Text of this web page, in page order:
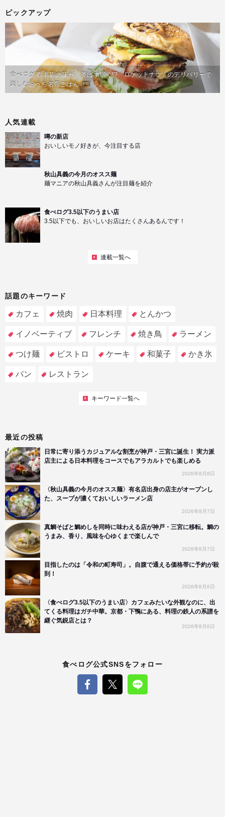
ピックアップ
食べログ 百名店の味が、並ばず届く!?「ロケットナウ」のデリバリーで
楽しむおうち名店ごはん PR
人気連載
噂の新店
おいしいモノ好きが、今注目する店
秋山具義の今月のオスス麺
麺マニアの秋山具義さんが注目麺を紹介
食べログ3.5以下のうまい店
3.5以下でも、おいしいお店はたくさんあるんです！
連載一覧へ
話題のキーワード
カフェ 焼肉 日本料理 とんかつ
イノベーティブ フレンチ 焼き鳥 ラーメン
つけ麺 ビストロ ケーキ 和菓子 かき氷
パン レストラン
キーワード一覧へ
最近の投稿
日常に寄り添うカジュアルな割烹が神戸・三宮に誕生！ 実力派
店主による日本料理をコースでもアラカルトでも楽しめる
2026年8月8日
〈秋山具義の今月のオスス麺〉有名店出身の店主がオープンし
た、スープが濃くておいしいラーメン店
2026年8月7日
真鯛そばと鯛めしを同時に味わえる店が神戸・三宮に移転。鯛の
うまみ、香り、風味を心ゆくまで楽しんで
2026年8月7日
目指したのは「令和の町寿司」。自腹で通える価格帯に予約が殺
到！
2026年8月6日
〈食べログ3.5以下のうまい店〉カフェみたいな外観なのに、出
てくる料理はガチ中華。京都・下鴨にある、料理の鉄人の系譜を
継ぐ気鋭店とは？
2026年8月6日
食べログ公式SNSをフォロー